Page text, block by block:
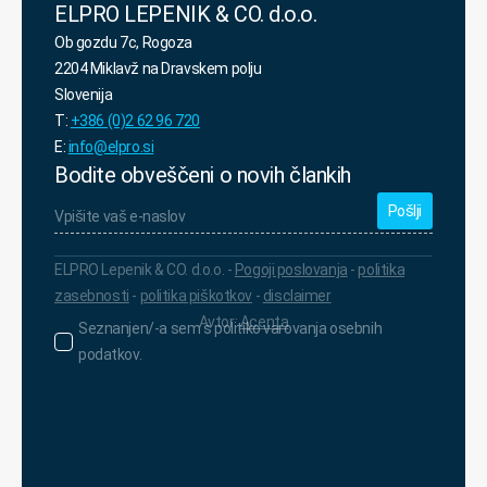
ELPRO LEPENIK & CO. d.o.o.
Ob gozdu 7c, Rogoza
2204 Miklavž na Dravskem polju
Slovenija
T: +386 (0)2 62 96 720
E:info@elpro.si
Bodite obveščeni o novih člankih
vaš
e-
*
Seznanjen/-
a
Seznanjen/-a sem s politiko varovanja osebnih
podatkov.
ELPRO Lepenik & CO. d.o.o. - Pogoji poslovanja - politika
zasebnosti - politika piškotkov - disclaimer
Avtor:Acenta